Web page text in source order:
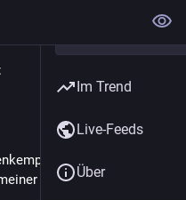
für dieses
14. Tür 2022
Im Trend
Live-Feeds
Über